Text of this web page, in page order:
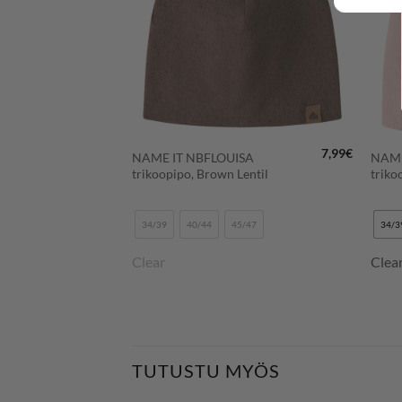
+
NAME IT NBFLOUISA
trikoopipo, Brown Lentil
7,99€
34/39 40/44 45/47
Clear
34/
TUTUSTU MYÖS